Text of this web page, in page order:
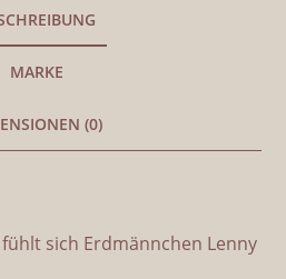
MARKE
(0)
sich Erdmännchen Lenny